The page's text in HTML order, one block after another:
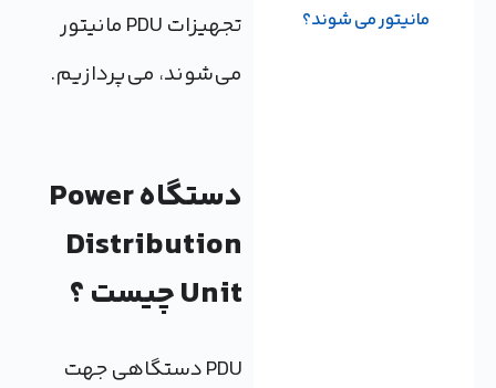
تجهیزات PDU مانیتور
می‌شوند، می‌پردازیم.
دستگاه Power
Distribution
PDU دستگاهی جهت
می شوند؟